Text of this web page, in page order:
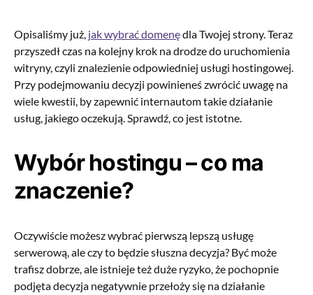
Opisaliśmy już, jak wybrać domenędla Twojej strony. Teraz
przyszedł czas na kolejny krok na drodze do uruchomienia
witryny, czyli znalezienie odpowiedniej usługi hostingowej.
Przy podejmowaniu decyzji powinieneś zwrócić uwagę na
wiele kwestii, by zapewnić internautom takie działanie
usług, jakiego oczekują. Sprawdź, co jest istotne.
Wybór hostingu – co ma
znaczenie?
Oczywiście możesz wybrać pierwszą lepszą usługę
serwerową, ale czy to będzie słuszna decyzja? Być może
trafisz dobrze, ale istnieje też duże ryzyko, że pochopnie
podjęta decyzja negatywnie przełoży się na działanie